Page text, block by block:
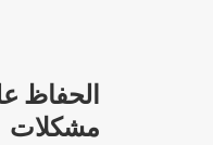
الحفاظ
مشكلات